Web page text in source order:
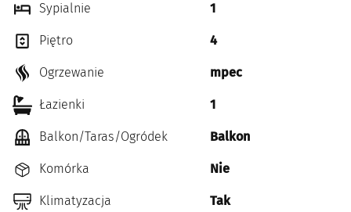
Sypialnie 1
Piętro 4
Ogrzewanie mpec
Łazienki 1
Balkon/Taras/Ogródek Balkon
Komórka Nie
Klimatyzacja Tak